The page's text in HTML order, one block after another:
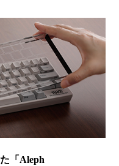
「Aleph